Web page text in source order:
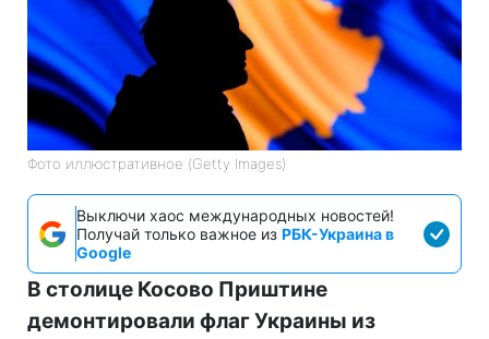
Фото иллюстративное (Getty Images)
Выключи хаос международных новостей!
Получай только важное из РБК-Украина в
Google
В столице Косово Приштине
демонтировали флаг Украины из